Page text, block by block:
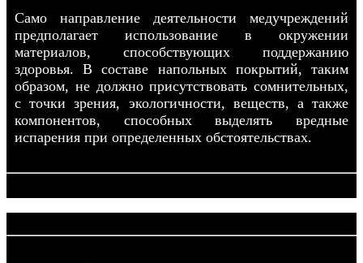
Само направление деятельности медучреждений
предполагает использование в окружении
материалов, способствующих поддержанию
здоровья. В составе напольных покрытий, таким
образом, не должно присутствовать сомнительных,
с точки зрения, экологичности, веществ, а также
компонентов, способных выделять вредные
испарения при определенных обстоятельствах.